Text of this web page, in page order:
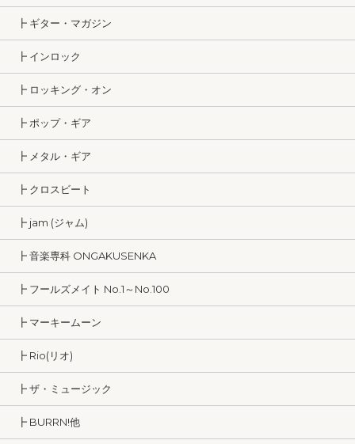
┣ ギター・マガジン
┣ インロック
┣ ロッキング・オン
┣ ポップ・ギア
┣ メタル・ギア
┣ クロスビート
┣ jam (ジャム)
┣ 音楽専科 ONGAKUSENKA
┣ フールズメイト No.1～No.100
┣ マーキームーン
┣ Rio(リオ)
┣ ザ・ミュージック
┣ BURRN!他